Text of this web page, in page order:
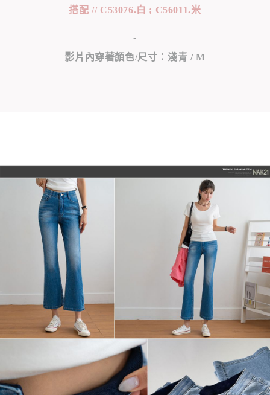
搭配 // C53076.白 ; C56011.米
-
影片內穿著顏色/尺寸：淺青 / M